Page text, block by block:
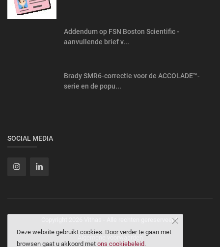
Addendum op FSN Boston Scientific -
aanvullende brief v...
Brady SMR6-correctie voor de ACCOLADE™-
serie en de popu...
SOCIAL MEDIA
Copyright 2026 Vithas - Alle rechten gereserveerd.
Deze website gebruikt cookies. Door verder te gaan met
browsen gaat u akkoord met ons cookiebeleid.